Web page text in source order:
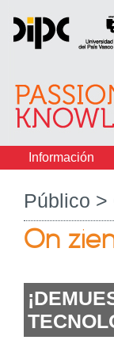
Información
Público >
On